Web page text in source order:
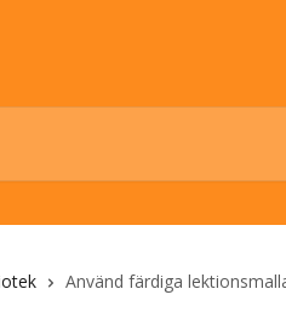
Använd färdiga